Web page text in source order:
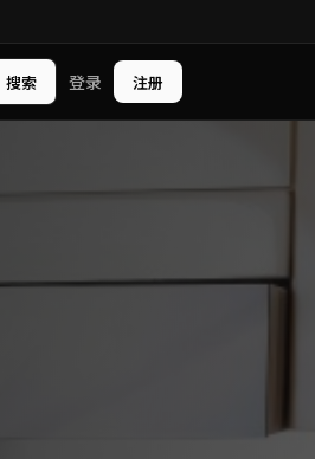
搜索 登录 注册